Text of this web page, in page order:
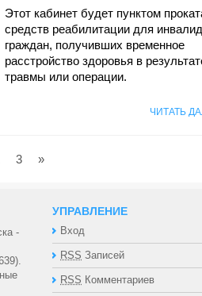
Этот кабинет будет пунктом
средств реабилитации для
граждан, получивших временное
расстройство здоровья в
травмы или операции.
ЧИТАТЬ
3 »
-
УПРАВЛЕНИЕ
Вход
RSS Записей
RSS Комментариев